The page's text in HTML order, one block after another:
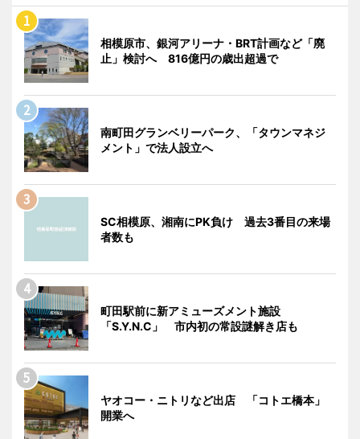
相模原市、銀河アリーナ・BRT計画など「廃
止」検討へ 816億円の歳出超過で
南町田グランベリーパーク、「タウンマネジ
メント」で法人設立へ
SC相模原、湘南にPK負け 過去3番目の来場
者数も
町田駅前に新アミューズメント施設
「S.Y.N.C」 市内初の常設謎解き店も
ヤオコー・ニトリなど出店 「コトエ橋本」
開業へ